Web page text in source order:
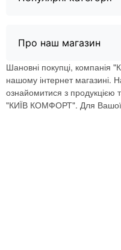
Про наш магазин
Шановні покупці, компанія
нашому інтернет магазині.
ознайомитися з продукцією
"КИЇВ КОМФОРТ". Для Вашої